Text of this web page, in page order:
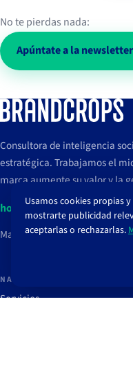
No te pierdas nada:
Apúntate a la
Consultora de inteligencia
estratégica. Trabajamos el
marca aumente su valor y la
hola@brandcrops.com
Madrid, España
NAVEGAR
Servicios
Usamos cookies propias
mostrarte publicidad
aceptarlas o rechazarlas.